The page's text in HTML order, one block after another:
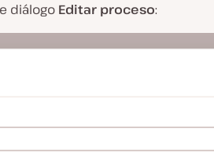
diálogo Editar proceso: